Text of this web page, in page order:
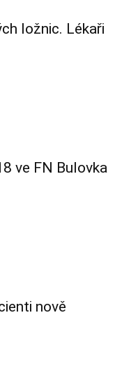
ložnic. Lékaři
ve FN Bulovka
nově